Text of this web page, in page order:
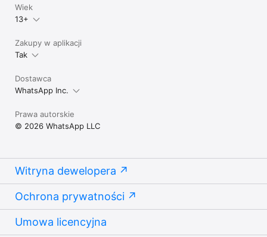
Wiek
13+
Zakupy w aplikacji
Tak
Dostawca
WhatsApp Inc.
Prawa autorskie
© 2026 WhatsApp LLC
Witryna dewelopera
Ochrona prywatności
Umowa licencyjna